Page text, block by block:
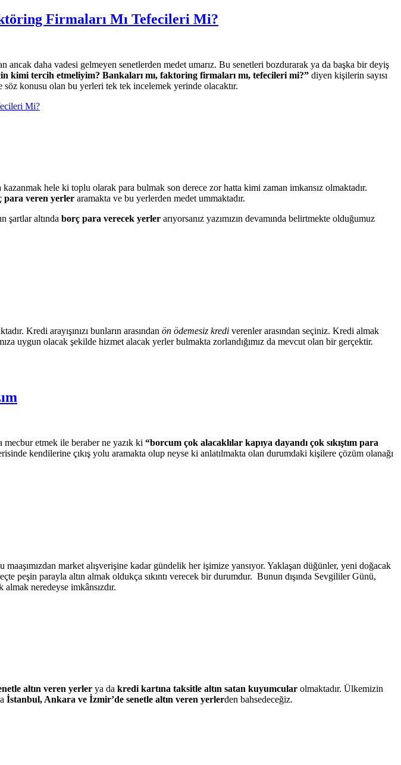
Firmaları Mı Tefecileri Mi?
daha vadesi gelmeyen senetlerden medet umarız. Bu senetleri bozdurarak ya da başka bir deyiş
kimi tercih etmeliyim? Bankaları mı, faktoring firmaları mı, tefecileri mi?” diyen kişilerin sayısı
konusu olan bu yerleri tek tek incelemek yerinde olacaktır.
Mi?
hele ki toplu olarak para bulmak son derece zor hatta kimi zaman imkansız olmaktadır.
para veren yerler aramakta ve bu yerlerden medet ummaktadır.
şartlar altında borç para verecek yerler arıyorsanız yazımızın devamında belirtmekte olduğumuz
Kredi arayışınızı bunların arasından ön ödemesiz kredi verenler arasından seçiniz. Kredi almak
uygun olacak şekilde hizmet alacak yerler bulmakta zorlandığımız da mevcut olan bir gerçektir.
etmek ile beraber ne yazık ki “borcum çok alacaklılar kapıya dayandı çok sıkıştım para
kendilerine çıkış yolu aramakta olup neyse ki anlatılmakta olan durumdaki kişilere çözüm olanağı
market alışverişine kadar gündelik her işimize yansıyor. Yaklaşan düğünler, yeni doğacak
peşin parayla altın almak oldukça sıkıntı verecek bir durumdur. Bunun dışında Sevgililer Günü,
neredeyse imkânsızdır.
altın veren yerler ya da kredi kartına taksitle altın satan kuyumcular olmaktadır. Ülkemizin
İstanbul, Ankara ve İzmir’de senetle altın veren yerlerden bahsedeceğiz.